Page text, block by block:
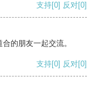
支持[0] 反对[0]
的朋友一起交流。
支持[0] 反对[0]